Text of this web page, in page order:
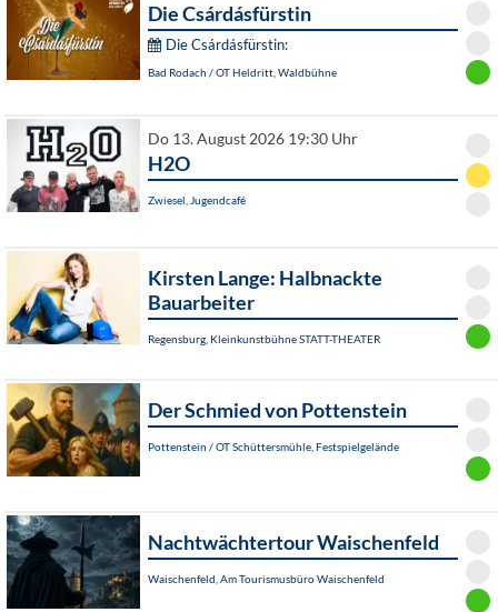
Die Csárdásfürstin
Die Csárdásfürstin:
Bad Rodach / OT Heldritt, Waldbühne
Do 13. August 2026 19:30 Uhr
H2O
Zwiesel, Jugendcafé
Kirsten Lange: Halbnackte
Bauarbeiter
Regensburg, Kleinkunstbühne STATT-THEATER
Der Schmied von Pottenstein
Pottenstein / OT Schüttersmühle, Festspielgelände
Nachtwächtertour Waischenfeld
Waischenfeld, Am Tourismusbüro Waischenfeld